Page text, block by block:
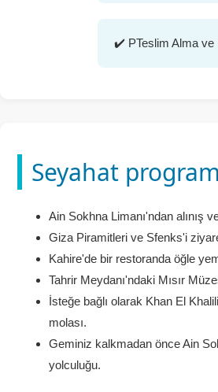
✔️ PTeslim Alma ve
Seyahat
Ain Sokhna Limanı'ndan alınış
Giza Piramitleri ve Sfenks'i
Kahire'de bir restoranda öğle
Tahrir Meydanı'ndaki Mısır
İsteğe bağlı olarak Khan El
molası.
Geminiz kalkmadan önce Ain
yolculuğu.